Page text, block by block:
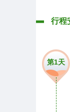
行程
第1天